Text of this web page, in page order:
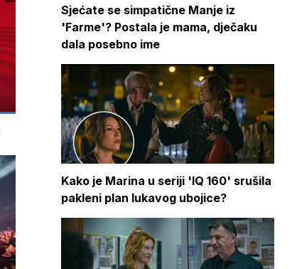
Sjećate se simpatične Manje iz
'Farme'? Postala je mama, dječaku
dala posebno ime
Kako je Marina u seriji 'IQ 160' srušila
pakleni plan lukavog ubojice?